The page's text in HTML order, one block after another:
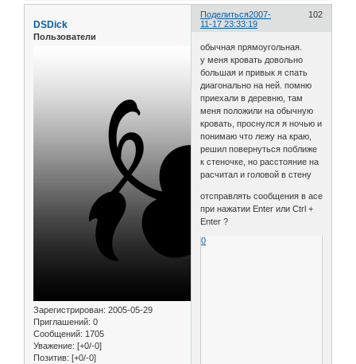
Поделиться 102
2007-
11-17 23:33:19
DSDick
Пользователи
Зарегистрирован: 2005-05-29
Приглашений: 0
Сообщений: 1705
Уважение: [+0/-0]
Позитив: [+0/-0]
обычная прямоугольная.
у меня кровать довольно
большая и привык я спать
диагонально на ней. помню
приехали в деревню, там
меня положили на обычную
кровать, проснулся я ночью и
понимаю что лежу на краю,
решил повернуться поближе
к стеночке, но расстояние на
расчитал и головой в стену
отсправлять сообщения в асе
при нажатии Enter или Ctrl +
Enter ?
0